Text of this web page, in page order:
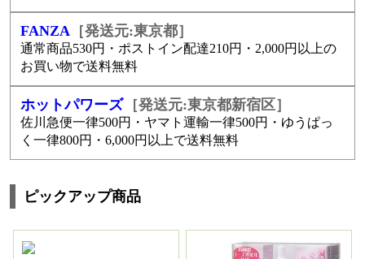
FANZA ［発送元:東京都］
通常商品530円・ポストイン配達210円・2,000円以上の
お買い物で送料無料
ホットパワーズ ［発送元:東京都新宿区］
佐川急便一律500円・ヤマト運輸一律500円・ゆうぱっ
く一律800円・6,000円以上で送料無料
ピックアップ商品